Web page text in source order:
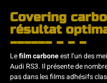
Covering
résultat
Lefilm carboneest l’un des
Audi RS3. Il présente de
pas dans les films adhésifs